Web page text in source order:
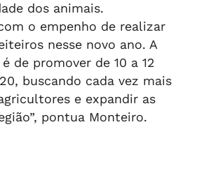
dos animais.
o empenho de realizar
nesse novo ano. A
de promover de 10 a 12
buscando cada vez mais
e expandir as
pontua Monteiro.